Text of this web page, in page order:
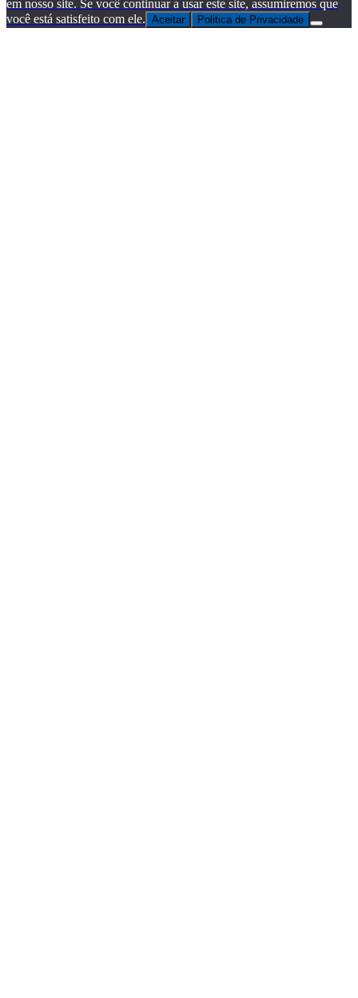
em nosso site. Se você continuar a usar este site, assumiremos que
você está satisfeito com ele. Aceitar Politica de Privacidade